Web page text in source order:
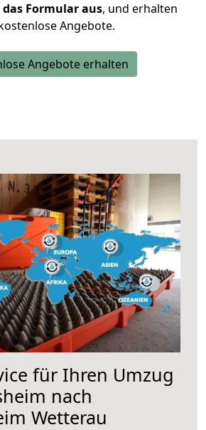
Formular aus, und erhalten
Angebote.
Angebote erhalten
für Ihren Umzug
nach
Wetterau